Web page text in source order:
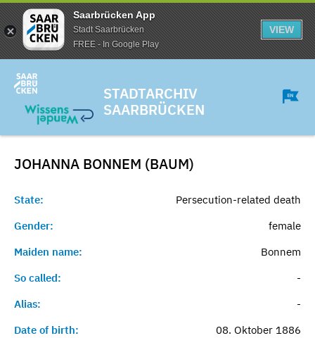
Saarbrücken App
Stadt Saarbrücken
FREE - In Google Play
VIEW
STADTARCHIV
SAARBRÜCKEN
JOHANNA BONNEM (BAUM)
State:
Persecution-related death
Gender:
female
Maiden name:
Bonnem
So called:
-
Alias:
-
Date of birth:
08. Oktober 1886